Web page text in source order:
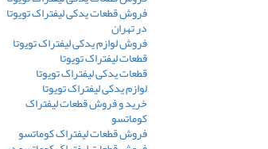
فروش قطعات یدکی لیفتراک تویوتا
در تهران
فروش لوازم یدکی لیفتراک تویوتا
قطعات لیفتراک تویوتا
قطعات یدکی لیفتراک تویوتا
لوازم یدکی لیفتراک تویوتا
خرید و فروش قطعات لیفتراک
کوماتسو
فروش قطعات لیفتراک کوماتسو